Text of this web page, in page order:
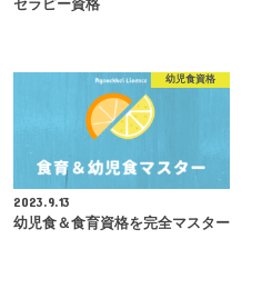
セラピー資格
幼児食資格
2023.9.13
幼児食＆食育資格を完全マスター